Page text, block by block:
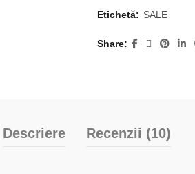
Etichetă: SALE
Share
Descriere Recenzii (10)